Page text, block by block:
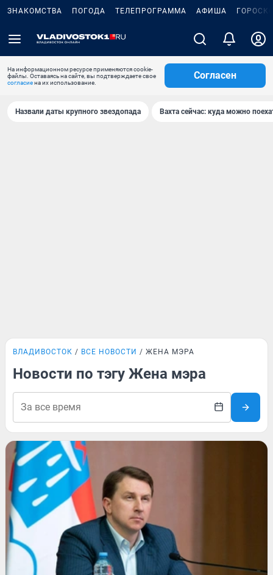
ЗНАКОМСТВА ПОГОДА ТЕЛЕПРОГРАММА АФИША
На информационном ресурсе применяются cookie-
файлы. Оставаясь на сайте, вы подтверждаете свое
согласиена их использование.
Согласен
Назвали даты крупного звездопада Вахта сейчас: куда можно
ВЛАДИВОСТОК ВСЕ НОВОСТИ ЖЕНА МЭРА
Новости по тэгу Жена мэра